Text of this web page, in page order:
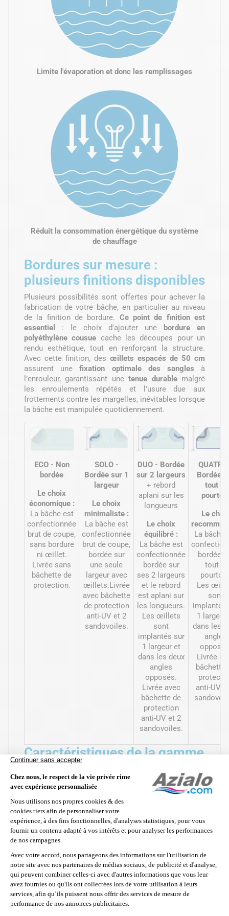
Limite l'évaporation et donc les remplissages
Réduit la consommation énergétique du système
de chauffage
Bordures sur mesure :
plusieurs finitions disponibles
Plusieurs possibilités sont offertes pour achever la
fabrication de votre bâche, en particulier au niveau
de la finition de bordure. Ce point de finition est
essentiel
: le choix d'ajouter une
bordure en
polyéthylène cousue cache les découpes pour un
rendu esthétique, tout en renforçant la structure.
Avec cette finition, des œillets espacés de 50 cm
assurent unefixation optimale des sangles à
l’enrouleur, garantissant unetenue durablemalgré
les enroulements répétés et l'usure due aux
frottements contre les margelles, inévitables lorsque
la bâche est manipulée quotidiennement.
ECO - Non
bordée
Le choix
économique :
La bâche est
confectionnée
brut de coupe,
sans bordure
ni œillet.
Livrée sans
bâchette de
protection.
SOLO -
Bordée sur 1
largeur
Le choix
minimaliste :
La bâche est
confectionnée
brut de coupe,
bordée sur
une seule
largeur avec
œillets.Livrée
avec bâchette
de protection
anti-UV et 2
sandovoiles.
DUO - Bordée
sur 2 largeurs
+ rebord
aplani sur les
longueurs
Le choix
équilibré :
La bâche est
confectionnée
bordée sur
ses 2 largeurs
et le rebord
est aplani sur
les longueurs.
Les œillets
sont
implantés sur
1 largeur et
dans les deux
angles
opposés.
Livrée avec
bâchette de
protection
anti-UV et 2
sandovoiles.
Bordée
tout le
Le
La bâche
bordée
tout le
Les
sont
implantés
1 largeur
dans les
angles
Livrée
bâchette
anti-UV
Caractéristiques de la gamme
de bâches à bulles sur
mesure Azialo
Pour bien choisir votre bâche à bulles
pas seulement au prix ou à l’esthétique.
performance isothermiquesont essentielles.
Chaque usage, région et attente correspond à un
coloris et une épaisseur spécifiques
microns, 1 µ = 0,001 mm).
Plus l’épaisseur du film en
polyéthylène est élevée, plus la bâche est résistante
et durable– un critère clé pour un choix adapté à
votre piscine. Parcourez notre sélection de bâches
sur-mesure pour trouver le produit qui vous convient.